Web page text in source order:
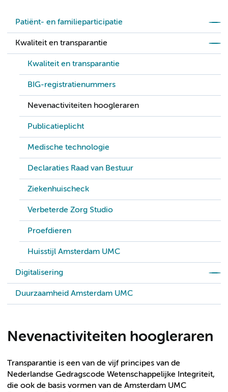
Patiënt- en familieparticipatie
Kwaliteit en transparantie
Kwaliteit en transparantie
BIG-registratienummers
Nevenactiviteiten hoogleraren
Publicatieplicht
Medische technologie
Declaraties Raad van Bestuur
Ziekenhuischeck
Verbeterde Zorg Studio
Proefdieren
Huisstijl Amsterdam UMC
Digitalisering
Duurzaamheid Amsterdam UMC
Nevenactiviteiten hoogleraren
Transparantie is een van de vijf principes van de
Nederlandse Gedragscode Wetenschappelijke Integriteit,
die ook de basis vormen van de Amsterdam UMC